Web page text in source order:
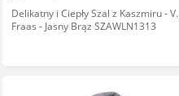
Delikatny i Ciepły Szal z Kaszmiru - V.
Fraas - Jasny Brąz SZAWLN1313